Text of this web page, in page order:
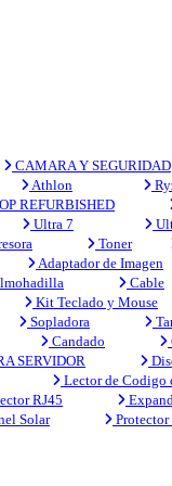
CAMARA Y SEGURIDAD
Athlon
REFURBISHED
Ultra 7
Toner
Adaptador de Imagen
Cable
Kit Teclado y Mouse
Sopladora
Candado
SERVIDOR
Lector de Codigo
RJ45
Solar Protector